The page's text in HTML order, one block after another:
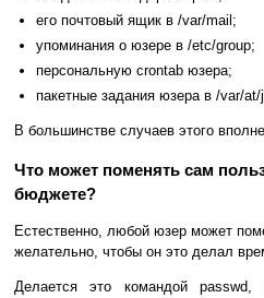
его почтовый ящик в /var/mail;
упоминания о юзере в /etc/group;
персональную crontab юзера;
пакетные задания юзера в /var/at/
В большинстве случаев этого
Что может поменять сам
бюджете?
Естественно, любой юзер может
желательно, чтобы он это делал
Делается это командой passwd,